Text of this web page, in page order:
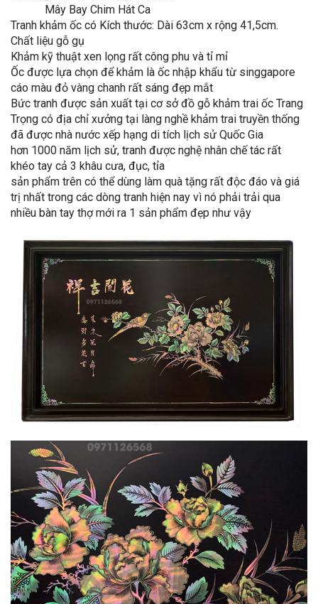
Mây Bay Chim Hát Ca
Tranh khảm ốc có Kích thước: Dài 63cm x rộng 41,5cm.
Chất liệu gỗ gụ
Khảm kỹ thuật xen lọng rất công phu và tỉ mỉ
Ốc được lựa chọn để khảm là ốc nhập khẩu từ singgapore
cáo màu đỏ vàng chanh rất sáng đẹp mắt
Bức tranh được sản xuất tại cơ sở đồ gỗ khảm trai ốc Trang
Trọng có địa chỉ xưởng tại làng nghề khảm trai truyền thống
đã được nhà nước xếp hạng di tích lịch sử Quốc Gia
hơn 1000 năm lịch sử, tranh được nghệ nhân chế tác rất
khéo tay cả 3 khâu cưa, đục, tỉa
sản phẩm trên có thể dùng làm quà tặng rất độc đáo và giá
trị nhất trong các dòng tranh hiện nay vì nó phải trải qua
nhiều bàn tay thợ mới ra 1 sản phẩm đẹp như vậy